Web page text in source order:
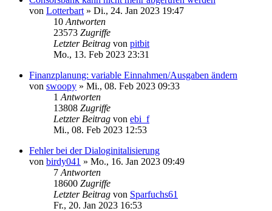
von Lotterbart » Di., 24. Jan 2023 19:47
10 Antworten
23573 Zugriffe
Letzter Beitrag von pitbit
Mo., 13. Feb 2023 23:31
Finanzplanung: variable Einnahmen/Ausgaben ändern
von swoopy » Mi., 08. Feb 2023 09:33
1 Antworten
13808 Zugriffe
Letzter Beitrag von ebi_f
Mi., 08. Feb 2023 12:53
Fehler bei der Dialoginitalisierung
von birdy041 » Mo., 16. Jan 2023 09:49
7 Antworten
18600 Zugriffe
Letzter Beitrag von Sparfuchs61
Fr., 20. Jan 2023 16:53